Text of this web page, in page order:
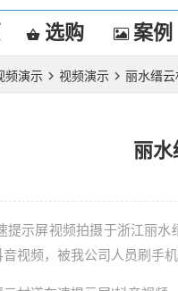
选购 案例
频演示 视频演示 丽水缙
丽水
提示屏视频拍摄于浙江丽水
音视频，被我公司人员刷手机